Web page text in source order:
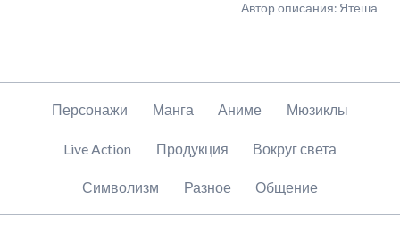
Автор описания: Ятеша
Пропустить
Персонажи Манга Аниме Мюзиклы
Live Action Продукция Вокруг света
Символизм Разное Общение